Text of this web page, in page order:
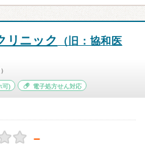
リニック
（旧：協和医
可) 電子処方せん対応
－